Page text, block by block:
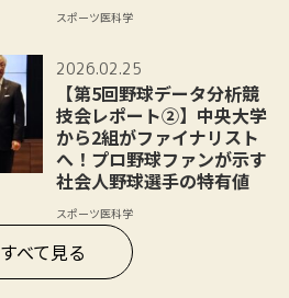
スポーツ医科学
2026.02.25
【第5回野球データ分析競
技会レポート②】中央大学
から2組がファイナリスト
へ！プロ野球ファンが示す
社会人野球選手の特有値
スポーツ医科学
すべて見る